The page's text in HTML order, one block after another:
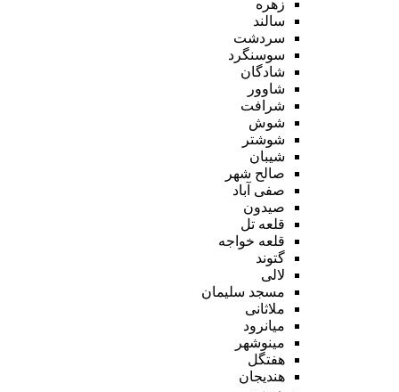
زهره
سالند
سردشت
سوسنگرد
شادگان
شاوور
شرافت
شوش
شوشتر
شیبان
صالح شهر
صفی آباد
صیدون
قلعه تل
قلعه خواجه
گتوند
لالی
مسجد سلیمان
ملاثانی
میانرود
مینوشهر
هفتگل
هندیجان